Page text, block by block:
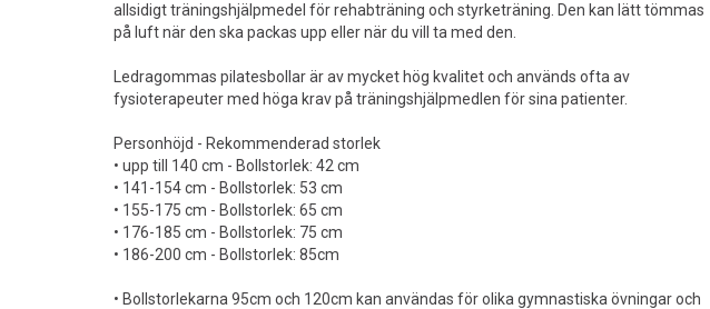
allsidigt träningshjälpmedel för rehabträning och styrketräning. Den kan lätt tömmas
på luft när den ska packas upp eller när du vill ta med den.
Ledragommas pilatesbollar är av mycket hög kvalitet och används ofta av
fysioterapeuter med höga krav på träningshjälpmedlen för sina patienter.
Personhöjd - Rekommenderad storlek
• upp till 140 cm - Bollstorlek: 42 cm
• 141-154 cm - Bollstorlek: 53 cm
• 155-175 cm - Bollstorlek: 65 cm
• 176-185 cm - Bollstorlek: 75 cm
• 186-200 cm - Bollstorlek: 85cm
• Bollstorlekarna 95cm och 120cm kan användas för olika gymnastiska övningar och